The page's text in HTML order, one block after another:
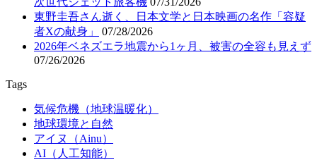
東野圭吾さん逝く、日本文学と日本映画の名作「容疑
者Xの献身」
07/28/2026
2026年ベネズエラ地震から1ヶ月、被害の全容も見えず
07/26/2026
Tags
気候危機（地球温暖化）
地球環境と自然
アイヌ（Ainu）
AI（人工知能）